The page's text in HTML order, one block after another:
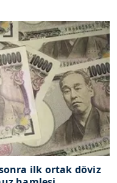
ilk ortak döviz